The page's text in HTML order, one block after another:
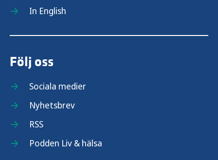
In English
Följ oss
Sociala medier
Nyhetsbrev
RSS
Podden Liv & hälsa